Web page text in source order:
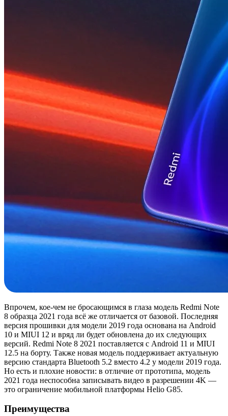
Впрочем, кое-чем не бросающимся в глаза модель Redmi Note
8 образца 2021 года всё же отличается от базовой. Последняя
версия прошивки для модели 2019 года основана на Android
10 и MIUI 12 и вряд ли будет обновлена до их следующих
версий. Redmi Note 8 2021 поставляется с Android 11 и MIUI
12.5 на борту. Также новая модель поддерживает актуальную
версию стандарта Bluetooth 5.2 вместо 4.2 у модели 2019 года.
Но есть и плохие новости: в отличие от прототипа, модель
2021 года неспособна записывать видео в разрешении 4K —
это ограничение мобильной платформы Helio G85.
Преимущества